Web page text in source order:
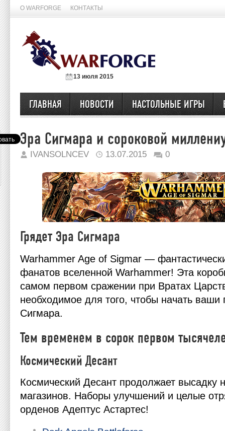
О WARFORGE КОНТАКТЫ
13 июля 2015
ГЛАВНАЯ НОВОСТИ НАСТОЛЬНЫЕ ИГРЫ
Эра Сигмара и сороковой
IVANSOLNCEV 13.07.2015 0
Грядет Эра Сигмара
Warhammer Age of Sigmar —
фанатов вселенной Warhammer! Эта
самом первом сражении при Вратах
необходимое для того, чтобы начать
Сигмара.
Тем временем в сорок первом
Космический Десант
Космический Десант продолжает высадку
магазинов. Наборы улучшений и целые
орденов Адептус Астартес!